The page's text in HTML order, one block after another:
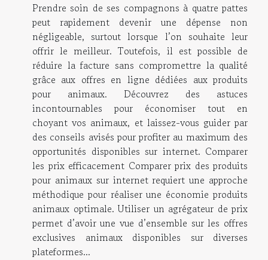
Prendre soin de ses compagnons à quatre pattes
peut rapidement devenir une dépense non
négligeable, surtout lorsque l’on souhaite leur
offrir le meilleur. Toutefois, il est possible de
réduire la facture sans compromettre la qualité
grâce aux offres en ligne dédiées aux produits
pour animaux. Découvrez des astuces
incontournables pour économiser tout en
choyant vos animaux, et laissez-vous guider par
des conseils avisés pour profiter au maximum des
opportunités disponibles sur internet. Comparer
les prix efficacement Comparer prix des produits
pour animaux sur internet requiert une approche
méthodique pour réaliser une économie produits
animaux optimale. Utiliser un agrégateur de prix
permet d’avoir une vue d’ensemble sur les offres
exclusives animaux disponibles sur diverses
plateformes...